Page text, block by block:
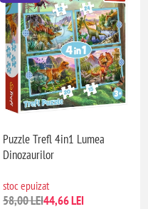
Puzzle Trefl 4in1 Lumea
Dinozaurilor
stoc epuizat
58,00 LEI44,66 LEI